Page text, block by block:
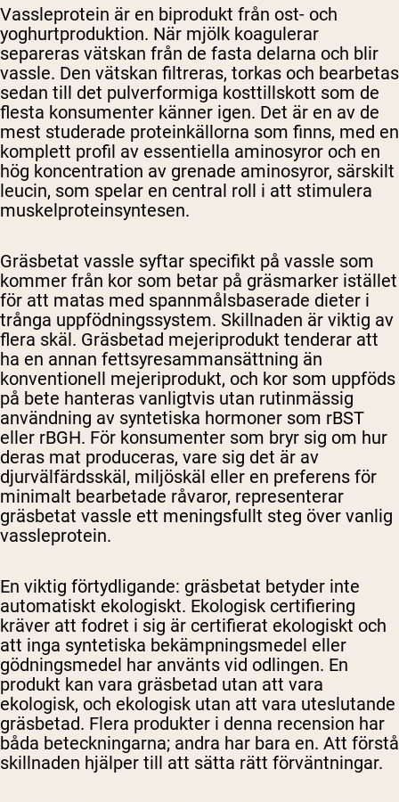
Vassleprotein är en biprodukt från ost- och
yoghurtproduktion. När mjölk koagulerar
separeras vätskan från de fasta delarna och blir
vassle. Den vätskan filtreras, torkas och bearbetas
sedan till det pulverformiga kosttillskott som de
flesta konsumenter känner igen. Det är en av de
mest studerade proteinkällorna som finns, med en
komplett profil av essentiella aminosyror och en
hög koncentration av grenade aminosyror, särskilt
leucin, som spelar en central roll i att stimulera
muskelproteinsyntesen.
Gräsbetat vassle syftar specifikt på vassle som
kommer från kor som betar på gräsmarker istället
för att matas med spannmålsbaserade dieter i
trånga uppfödningssystem. Skillnaden är viktig av
flera skäl. Gräsbetad mejeriprodukt tenderar att
ha en annan fettsyresammansättning än
konventionell mejeriprodukt, och kor som uppföds
på bete hanteras vanligtvis utan rutinmässig
användning av syntetiska hormoner som rBST
eller rBGH. För konsumenter som bryr sig om hur
deras mat produceras, vare sig det är av
djurvälfärdsskäl, miljöskäl eller en preferens för
minimalt bearbetade råvaror, representerar
gräsbetat vassle ett meningsfullt steg över vanlig
vassleprotein.
En viktig förtydligande: gräsbetat betyder inte
automatiskt ekologiskt. Ekologisk certifiering
kräver att fodret i sig är certifierat ekologiskt och
att inga syntetiska bekämpningsmedel eller
gödningsmedel har använts vid odlingen. En
produkt kan vara gräsbetad utan att vara
ekologisk, och ekologisk utan att vara uteslutande
gräsbetad. Flera produkter i denna recension har
båda beteckningarna; andra har bara en. Att förstå
skillnaden hjälper till att sätta rätt förväntningar.